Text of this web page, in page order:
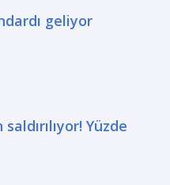
geliyor
Yüzde